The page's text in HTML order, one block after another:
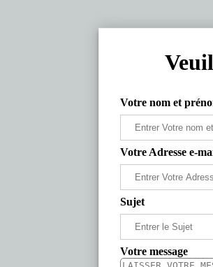
Votre nom et
Votre Adresse e-
Sujet
Votre message